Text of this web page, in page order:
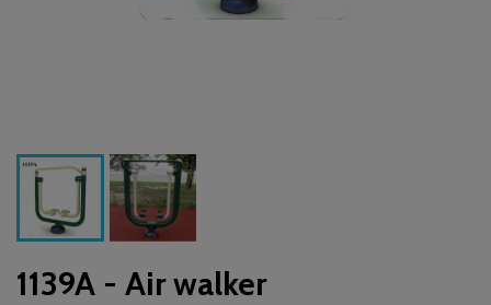
1139A - Air walker